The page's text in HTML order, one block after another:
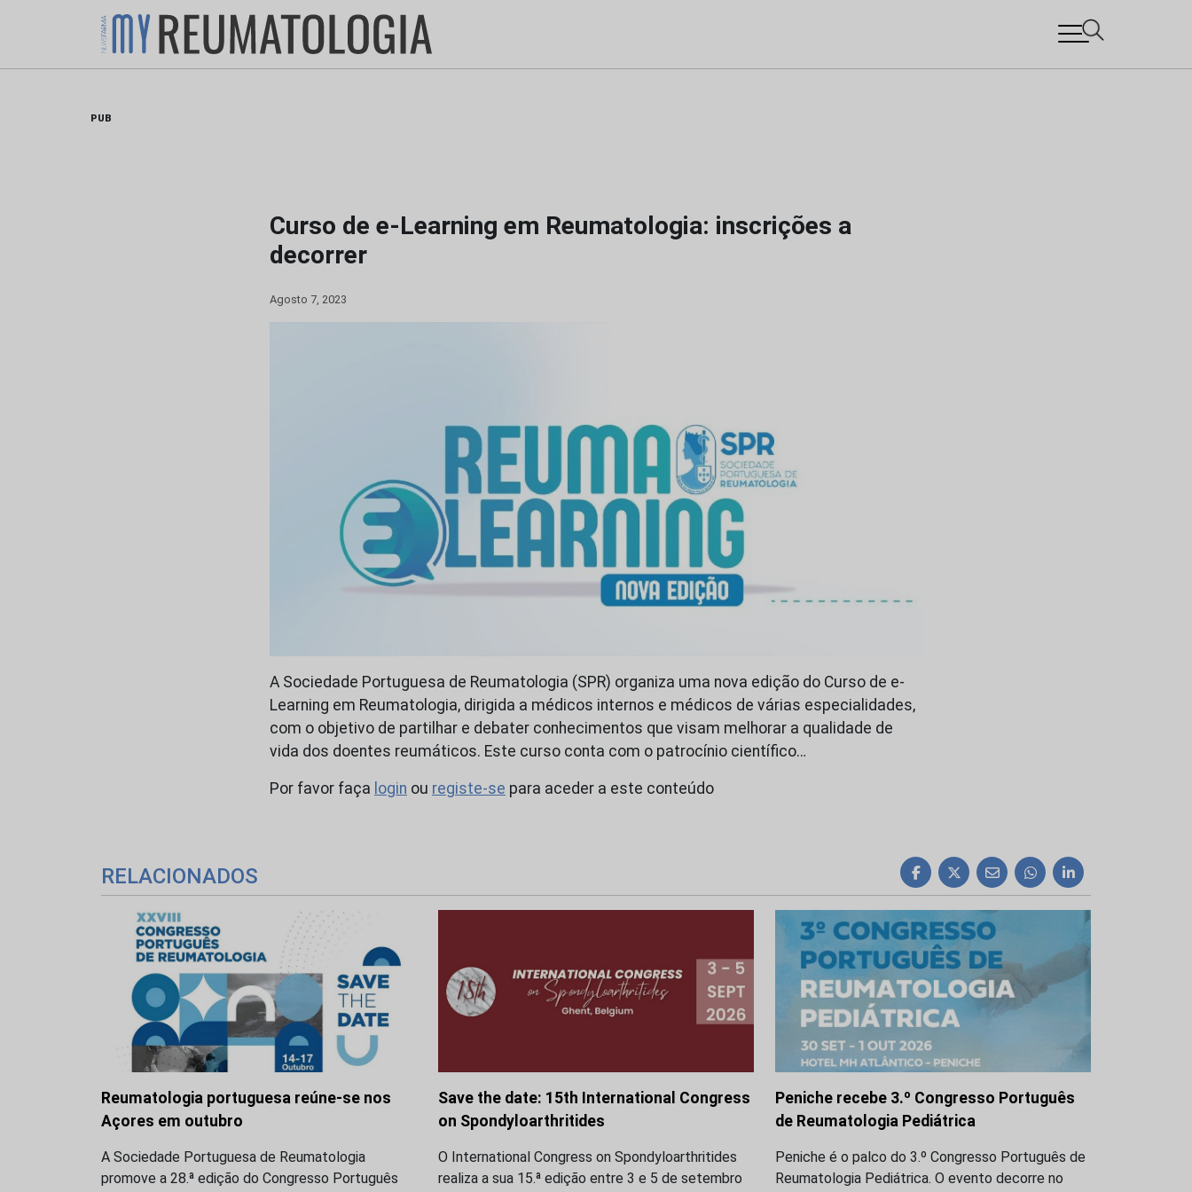
PUB
Curso de e-Learning em Reumatologia: inscrições a
decorrer
Agosto 7, 2023
A Sociedade Portuguesa de Reumatologia (SPR) organiza uma nova edição do Curso de e-
Learning em Reumatologia, dirigida a médicos internos e médicos de várias especialidades,
com o objetivo de partilhar e debater conhecimentos que visam melhorar a qualidade de
vida dos doentes reumáticos. Este curso conta com o patrocínio científico…
Por favor faça login ou registe-se para aceder a este conteúdo
RELACIONADOS
Reumatologia portuguesa reúne-se nos
Açores em outubro
A Sociedade Portuguesa de Reumatologia
promove a 28.ª edição do Congresso Português
Save the date: 15th International Congress
on Spondyloarthritides
O International Congress on Spondyloarthritides
realiza a sua 15.ª edição entre 3 e 5 de setembro
Peniche recebe 3.º Congresso Português
de Reumatologia Pediátrica
Peniche é o palco do 3.º Congresso Português de
Reumatologia Pediátrica. O evento decorre no